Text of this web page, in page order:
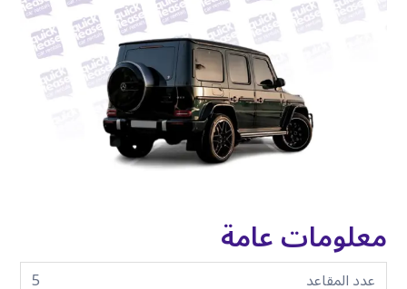
معلومات عامة
عدد المقاعد
5